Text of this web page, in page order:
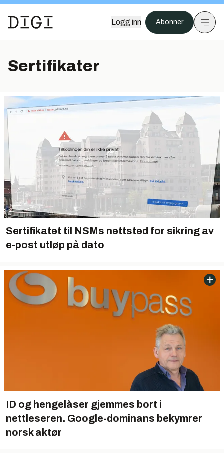
Logg inn Abonner
Sertifikater
Sertifikatet til NSMs nettsted for sikring av
e-post utløp på dato
ID og hengelåser gjemmes bort i
nettleseren. Google-dominans bekymrer
norsk aktør